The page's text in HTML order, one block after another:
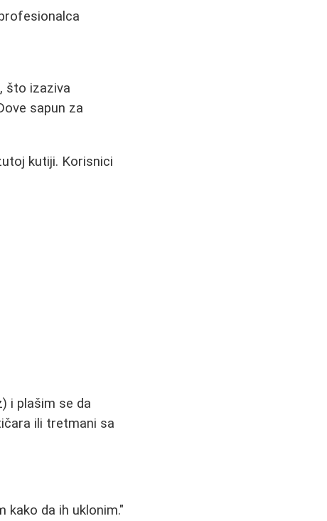
što izaziva
sapun za
kutiji. Korisnici
i plašim se da
ili tretmani sa
kako da ih uklonim."